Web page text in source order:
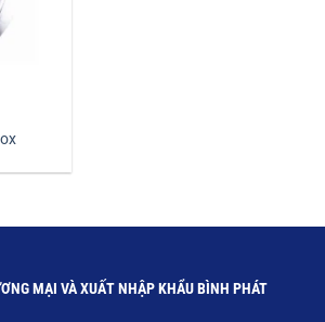
MẠI VÀ XUẤT NHẬP KHẨU BÌNH PHÁT